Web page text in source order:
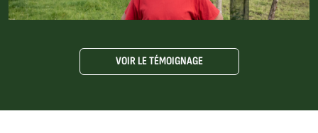
VOIR LE TÉMOIGNAGE